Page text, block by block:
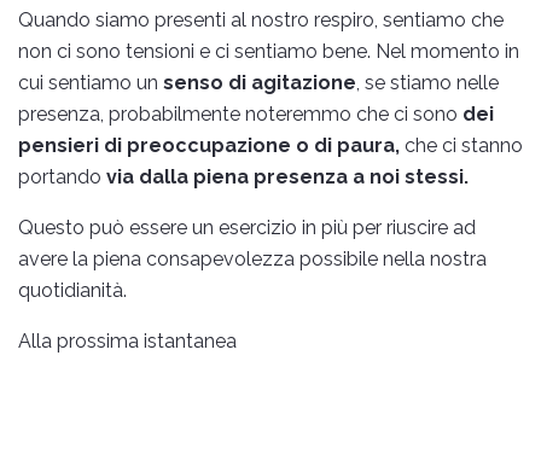
Quando siamo presenti al nostro respiro, sentiamo che
non ci sono tensioni e ci sentiamo bene. Nel momento in
cui sentiamo un senso di agitazione, se stiamo nelle
presenza, probabilmente noteremmo che ci sono dei
pensieri di preoccupazione o di paura, che ci stanno
portando via dalla piena presenza a noi stessi.
Questo può essere un esercizio in più per riuscire ad
avere la piena consapevolezza possibile nella nostra
quotidianità.
Alla prossima istantanea